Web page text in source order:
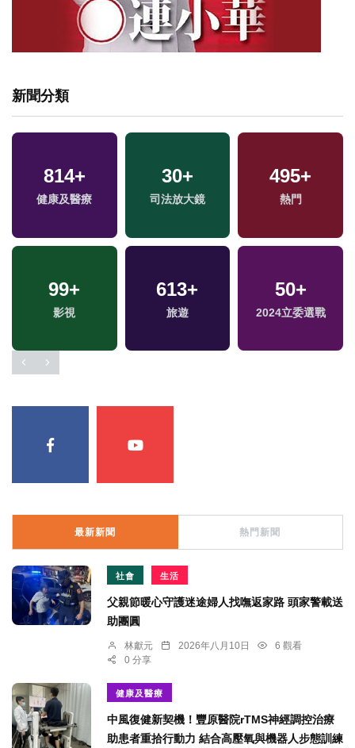
新聞分類
814+
健康及醫療
30+
司法放大鏡
495+
熱門
99+
影視
613+
旅遊
50+
2024立委選戰
最新新聞 熱門新聞
社會 生活
父親節暖心守護迷途婦人找嘸返家路 頭家警載送
助團圓
林獻元 2026年八月10日
6 觀看
0 分享
健康及醫療
中風復健新契機！豐原醫院rTMS神經調控治療
助患者重拾行動力 結合高壓氧與機器人步態訓練